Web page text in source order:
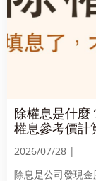
除權息是什麼
權息參考價計
2026/07/28 |
除息是公司發現